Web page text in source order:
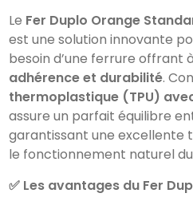
Le Fer Duplo Orange
est une solution innovante
besoin d’une ferrure offrant
adhérence et durabilité.
thermoplastique (TPU)
assure un parfait équilibre
garantissant une excellente
le fonctionnement naturel
✅ Les avantages du Fer